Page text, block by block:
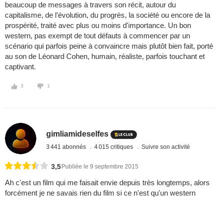
beaucoup de messages à travers son récit, autour du
capitalisme, de l’évolution, du progrès, la société ou encore de la
prospérité, traité avec plus ou moins d'importance. Un bon
western, pas exempt de tout défauts à commencer par un
scénario qui parfois peine à convaincre mais plutôt bien fait, porté
au son de Léonard Cohen, humain, réaliste, parfois touchant et
captivant.
3 1
gimliamideselfes
3 441 abonnés 4 015 critiques Suivre son activité
3,5 Publiée le 9 septembre 2015
Ah c'est un film qui me faisait envie depuis très longtemps, alors
forcément je ne savais rien du film si ce n'est qu'un western